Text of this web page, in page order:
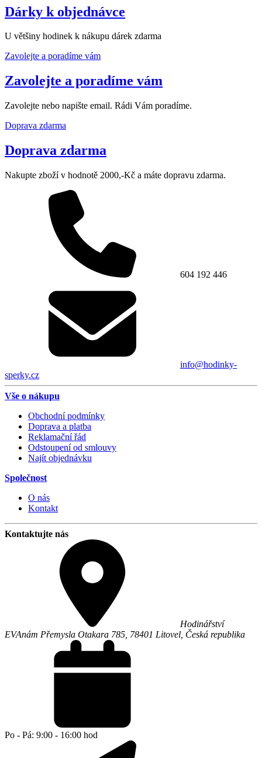
Dárky k objednávce
U většiny hodinek k nákupu dárek zdarma
Zavolejte a poradíme vám
Zavolejte a poradíme vám
Zavolejte nebo napište email. Rádi Vám poradíme.
Doprava zdarma
Doprava zdarma
Nakupte zboží v hodnotě 2000,-Kč a máte dopravu zdarma.
604 192 446
info@hodinky-
sperky.cz
Vše o nákupu
Obchodní podmínky
Doprava a platba
Reklamační řád
Odstoupení od smlouvy
Najít objednávku
Společnost
O nás
Kontakt
Kontaktujte nás
Hodinářství
EVAnám Přemysla Otakara 785, 78401 Litovel Česká republika
Po - Pá: 9:00 - 16:00 hod